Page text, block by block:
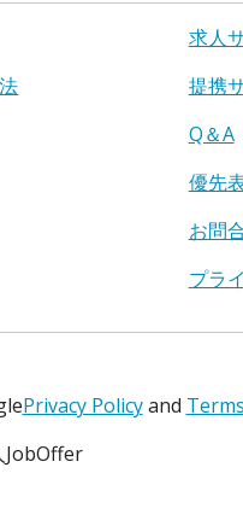
求人
提携
Q＆A
優先
お問
プラ
Privacy Policyand